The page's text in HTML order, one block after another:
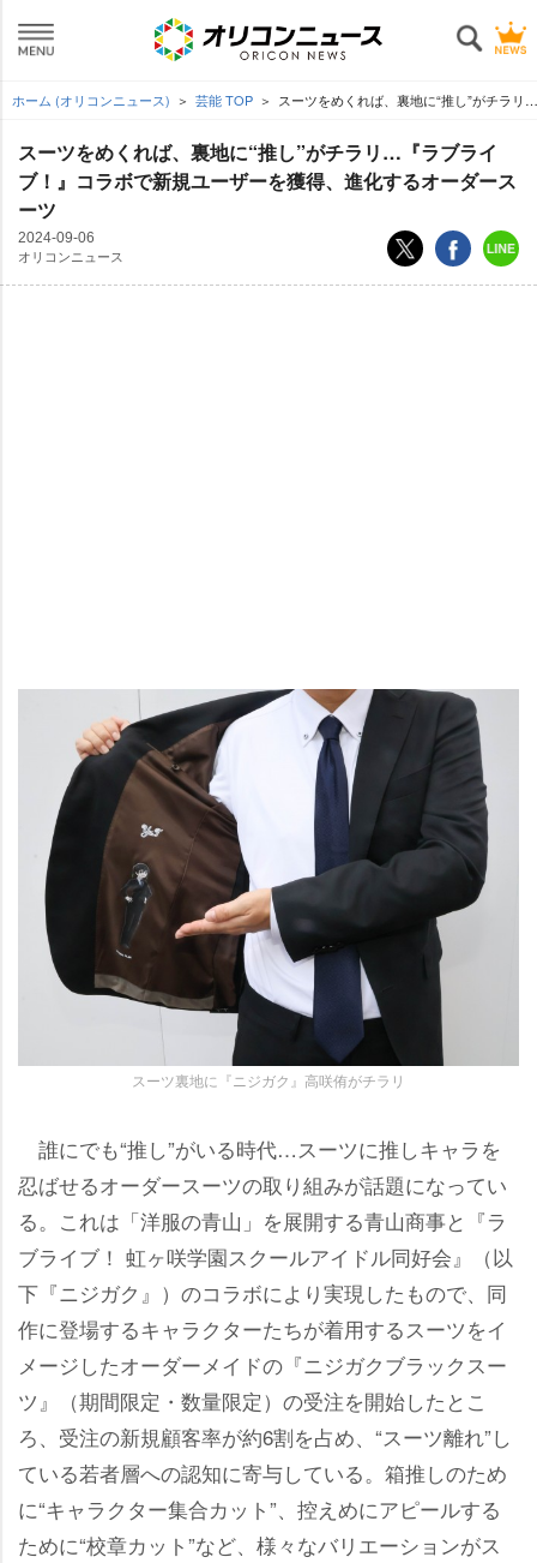
ホーム (オリコンニュース) 芸能 TOP スーツをめくれば、裏地に“推し”がチラ
スーツをめくれば、裏地に“推し”がチラリ…『ラブライ
ブ！』コラボで新規ユーザーを獲得、進化するオーダース
ーツ
2024-09-06
オリコンニュース
スーツ裏地に『ニジガク』高咲侑がチラリ
誰にでも“推し”がいる時代…スーツに推しキャラを
忍ばせるオーダースーツの取り組みが話題になってい
る。これは「洋服の青山」を展開する青山商事と『ラ
ブライブ！ 虹ヶ咲学園スクールアイドル同好会』（以
下『ニジガク』）のコラボにより実現したもので、同
作に登場するキャラクターたちが着用するスーツをイ
メージしたオーダーメイドの『ニジガクブラックスー
ツ』（期間限定・数量限定）の受注を開始したとこ
ろ、受注の新規顧客率が約6割を占め、“スーツ離れ”し
ている若者層への認知に寄与している。箱推しのため
に“キャラクター集合カット”、控えめにアピールする
ために“校章カット”など、様々なバリエーションがス